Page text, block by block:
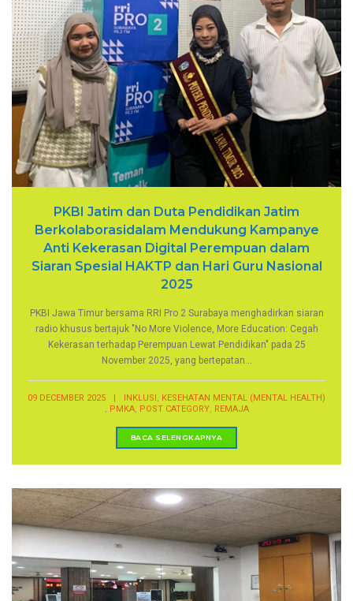
PKBI Jatim dan Duta Pendidikan Jatim
Berkolaborasidalam Mendukung Kampanye
Anti Kekerasan Digital Perempuan dalam
Siaran Spesial HAKTP dan Hari Guru Nasional
2025
PKBI Jawa Timur bersama RRI Pro 2 Surabaya menghadirkan siaran
radio khusus bertajuk "No More Violence, More Education: Cegah
Kekerasan terhadap Perempuan Lewat Pendidikan" pada 25
November 2025, yang bertepatan...
09 DECEMBER 2025 INKLUSI , KESEHATAN MENTAL (MENTAL HEALTH)
, PMKA, POST CATEGORY, REMAJA
BACA SELENGKAPNYA